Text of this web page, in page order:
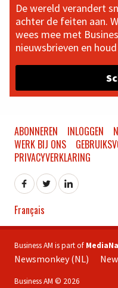
De wereld verandert
achter de feiten aan.
wees mee met
nieuwsbrieven en
ABONNEREN INLOGGEN
WERK BIJ ONS
PRIVACYVERKLARING
Français
Business AM is part of
Newsmonkey (NL)
Business AM © 2026